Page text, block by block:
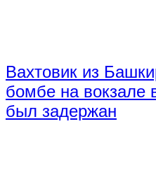
Вахтовик из
бомбе на вокзале
был задержан